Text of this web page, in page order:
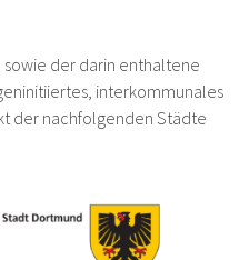
der darin enthaltene
interkommunales
der nachfolgenden Städte